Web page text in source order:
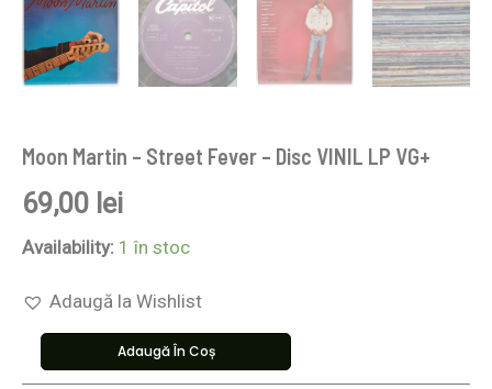
Moon Martin – Street Fever – Disc VINIL LP VG+
69,00 lei
Availability: 1 în stoc
Adaugă la Wishlist
Adaugă În Coș